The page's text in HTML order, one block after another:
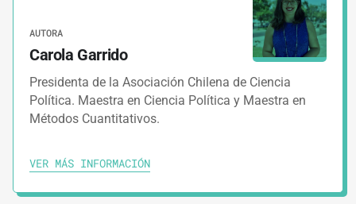
AUTORA
Carola Garrido
Presidenta de la Asociación Chilena de Ciencia
Política. Maestra en Ciencia Política y Maestra en
Métodos Cuantitativos.
VER MÁS INFORMACIÓN